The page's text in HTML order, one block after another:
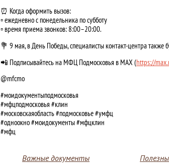
⏰ Когда оформить вызов:
▫️ ежедневно с понедельника по субботу
▫️ время приема звонков: 8:00–20:00.
💐 9 мая, в День Победы, специалисты контакт‑центра также
📲 Подписывайтесь на МФЦ Подмосковья в MAX (https://
@mfcmo
#моидокументыподмосковья
#мфцподмосковья #клин
#московскаяобласть #подмосковье #умфц
#одноокно #моидокументы #мфцклин
#мфц
Важные документы